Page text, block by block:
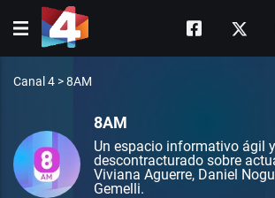
Canal 4 >8AM
8AM
Un espacio informativo ágil y
descontracturado sobre
Viviana Aguerre, Daniel
Gemelli.